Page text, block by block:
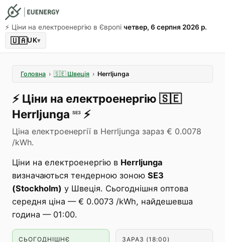
⚡️ Ціни на електроенергію в Європі четвер, 6 серпня 2026 р.
🇺🇦UK▾
Головна › 🇸🇪 Швеція › Herrljunga
⚡️ Ціни на електроенергію 🇸🇪
Herrljunga SE3 ⚡️
Ціна електроенергії в Herrljunga зараз € 0.0078
/kWh.
Ціни на електроенергію в Herrljunga
визначаються тендерною зоною SE3
(Stockholm) у Швеція. Сьогоднішня оптова
середня ціна — € 0.0073 /kWh, найдешевша
година — 01:00.
СЬОГОДНІШНЄ
ЗАРАЗ (18:00)